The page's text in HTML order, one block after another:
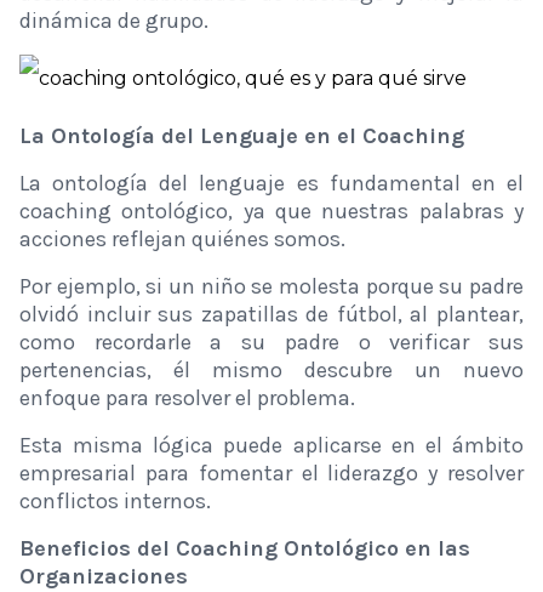
dinámica de grupo.
La Ontología del Lenguaje en el Coaching
La ontología del lenguaje es fundamental en el
coaching ontológico, ya que nuestras palabras y
acciones reflejan quiénes somos.
Por ejemplo, si un niño se molesta porque su padre
olvidó incluir sus zapatillas de fútbol, ​​al plantear,
como recordarle a su padre o verificar sus
pertenencias, él mismo descubre un nuevo
enfoque para resolver el problema.
Esta misma lógica puede aplicarse en el ámbito
empresarial para fomentar el liderazgo y resolver
conflictos internos.
Beneficios del Coaching Ontológico en las
Organizaciones